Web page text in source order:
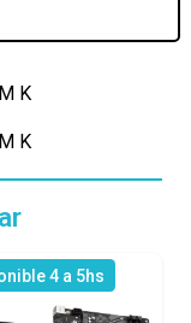
K
K
4 a 5hs